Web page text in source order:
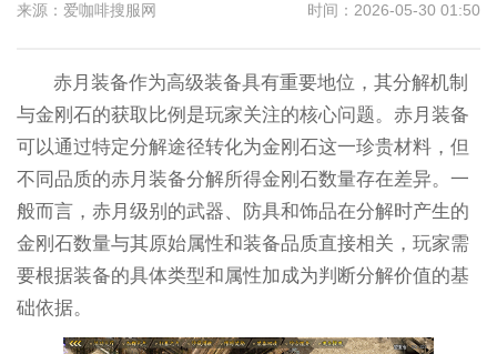
来源：爱咖啡搜服网 时间：2026-05-30 01:50
赤月装备作为高级装备具有重要地位，其分解机制
与金刚石的获取比例是玩家关注的核心问题。赤月装备
可以通过特定分解途径转化为金刚石这一珍贵材料，但
不同品质的赤月装备分解所得金刚石数量存在差异。一
般而言，赤月级别的武器、防具和饰品在分解时产生的
金刚石数量与其原始属性和装备品质直接相关，玩家需
要根据装备的具体类型和属性加成为判断分解价值的基
础依据。